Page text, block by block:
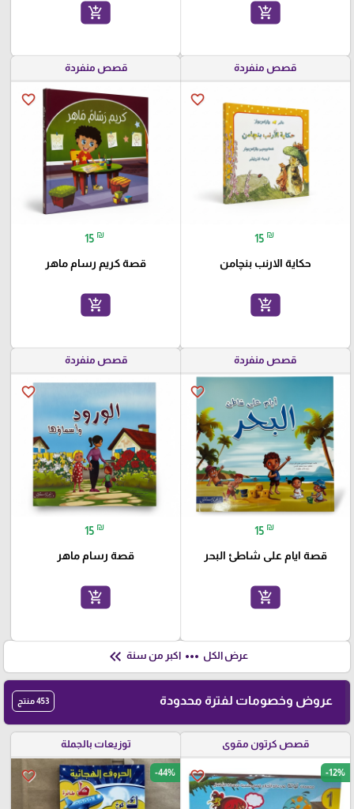
add_shopping_cart
add_shopping_cart
قصص منفردة
favorite_border
15 ₪
حكاية الارنب بنچامن
add_shopping_cart
قصص منفردة
favorite_border
15 ₪
قصة كريم رسام ماهر
add_shopping_cart
قصص منفردة
favorite_border
15 ₪
قصة ايام على شاطئ البحر
add_shopping_cart
قصص منفردة
favorite_border
15 ₪
قصة رسام ماهر
add_shopping_cart
عرض الكل more_horiz اكبر من سنة keyboard_double_arrow_left
عروض وخصومات لفترة محدودة 453 منتج
قصص كرتون مقوى
favorite_border -12%
توزيعات بالجملة
favorite_border -44%